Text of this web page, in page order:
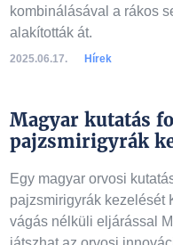
kombinálásával a rákos
alakították át.
2025.06.17. Hírek
Magyar kutatás
pajzsmirigyrák
Egy magyar orvosi
pajzsmirigyrák kezelését
vágás nélküli eljárással